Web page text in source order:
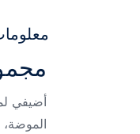
الموضة،